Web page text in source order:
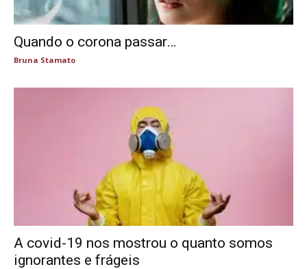
Quando o corona passar…
Bruna Stamato
A covid-19 nos mostrou o quanto somos
ignorantes e frágeis